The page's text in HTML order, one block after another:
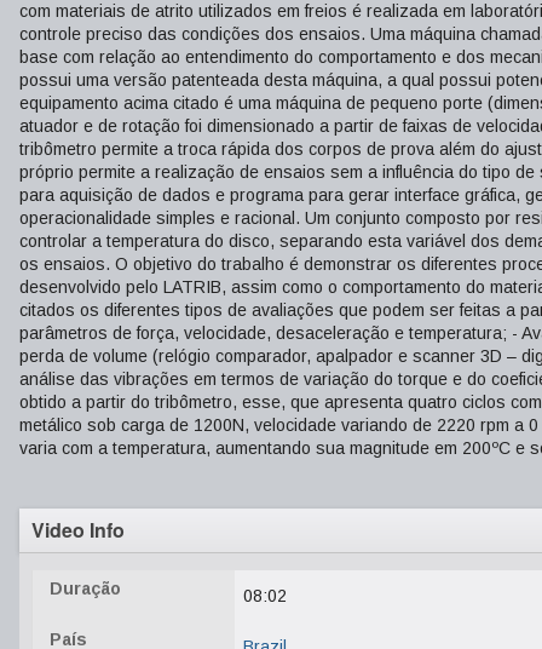
com materiais de atrito utilizados em freios é realizada em
controle preciso das condições dos ensaios. Uma máquina
base com relação ao entendimento do comportamento e dos
possui uma versão patenteada desta máquina, a qual possui
equipamento acima citado é uma máquina de pequeno porte
atuador e de rotação foi dimensionado a partir de faixas de
tribômetro permite a troca rápida dos corpos de prova além do
próprio permite a realização de ensaios sem a influência do tipo
para aquisição de dados e programa para gerar interface gráfica,
operacionalidade simples e racional. Um conjunto composto por
controlar a temperatura do disco, separando esta variável dos
os ensaios. O objetivo do trabalho é demonstrar os diferentes
desenvolvido pelo LATRIB, assim como o comportamento do
citados os diferentes tipos de avaliações que podem ser feitas a
parâmetros de força, velocidade, desaceleração e temperatura; -
perda de volume (relógio comparador, apalpador e scanner 3D –
análise das vibrações em termos de variação do torque e do
obtido a partir do tribômetro, esse, que apresenta quatro ciclos
metálico sob carga de 1200N, velocidade variando de 2220 rpm a
varia com a temperatura, aumentando sua magnitude em 200ºC
Video Info
Duração 08:02
País